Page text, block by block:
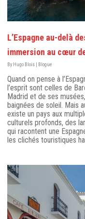
L’Espagne au-delà
immersion au cœur
By Hugo Blois Blogue
Quand on pense à
l’esprit sont celles de
Madrid et de ses
baignées de soleil. Mais
existe un pays aux
culturels profonds, des
qui racontent une
les clichés touristiques